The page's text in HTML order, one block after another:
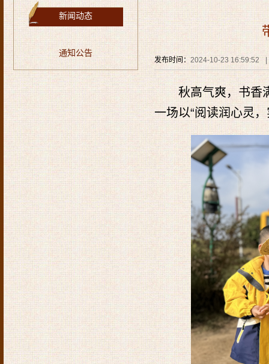
新闻动态
通知公告
发布时间： 2024-10-23 16:59:52
秋高气爽，书香
一场以“阅读润心灵